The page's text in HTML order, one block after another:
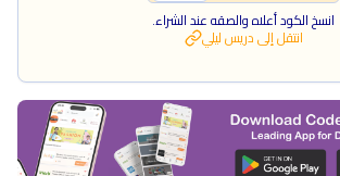
انسخ الكود أعلاه والصقه عند الشراء.
انتقل إلىدريس ليلي